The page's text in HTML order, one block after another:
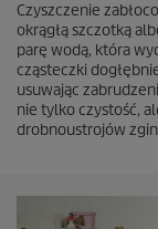
Czyszczenie
okrągłą szczotką
parę wodą, która
cząsteczki
usuwając
nie tylko czystość,
drobnoustrojów